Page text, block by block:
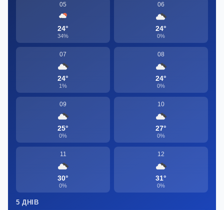
05
24°
34%
06
24°
0%
07
24°
1%
08
24°
0%
09
25°
0%
10
27°
0%
11
30°
0%
12
31°
0%
5 ДНІВ